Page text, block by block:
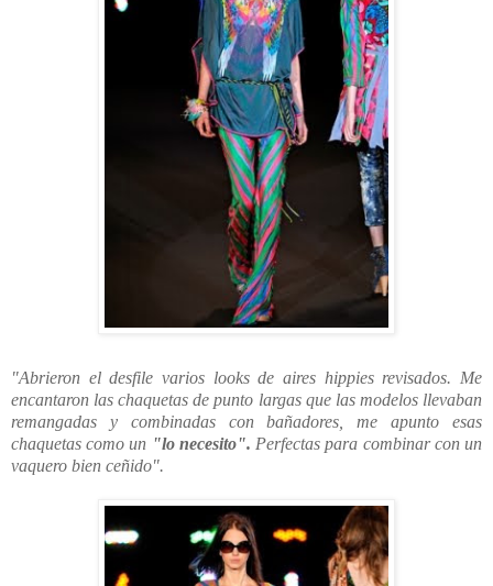
"Abrieron el desfile varios looks de aires hippies revisados. Me
encantaron las chaquetas de punto largas que las modelos llevaban
remangadas y combinadas con bañadores, me apunto esas
chaquetas como un "lo necesito". Perfectas para combinar con un
vaquero bien ceñido".